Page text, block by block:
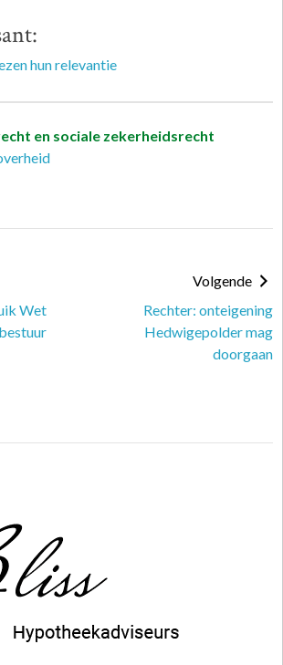
hun relevantie
en sociale zekerheidsrecht
Wet
Volgende
Rechter: onteigening
Hedwigepolder mag
doorgaan